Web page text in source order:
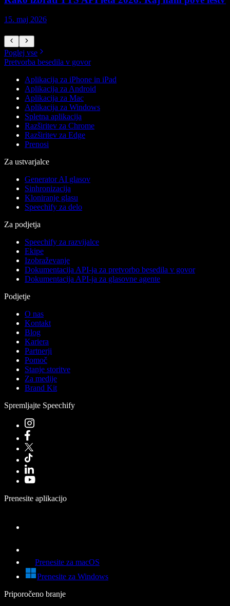
15. maj 2026
Poglej vse
Pretvorba besedila v govor
Aplikacija za iPhone in iPad
Aplikacija za Android
Aplikacija za Mac
Aplikacija za Windows
Spletna aplikacija
Razširitev za Chrome
Razširitev za Edge
Prenosi
Za ustvarjalce
Generator AI glasov
Sinhronizacija
Kloniranje glasu
Speechify za delo
Za podjetja
Speechify za razvijalce
Ekipe
Izobraževanje
Dokumentacija API-ja za pretvorbo besedila v govor
Dokumentacija API-ja za glasovne agente
Podjetje
O nas
Kontakt
Blog
Kariera
Partnerji
Pomoč
Stanje storitve
Za medije
Brand Kit
Spremljajte Speechify
Prenesite aplikacijo
Prenesite za macOS
Prenesite za Windows
Priporočeno branje